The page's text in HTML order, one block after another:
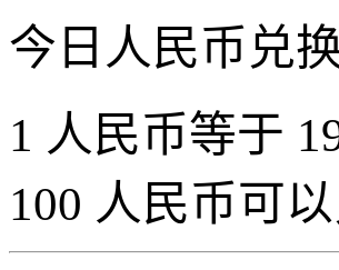
今日人民币兑
1 人民币等于
100 人民币可